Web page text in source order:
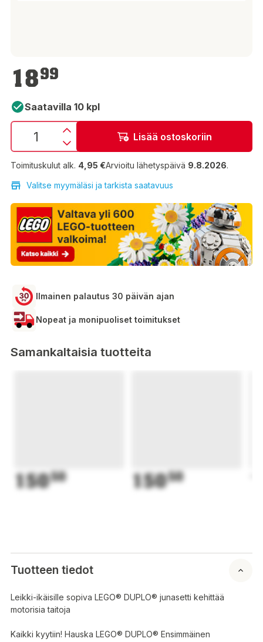
18,99 €
1899
Saatavilla 10 kpl
Lisää ostoskoriin
Toimituskulut alk. 4,95 €Arvioitu lähetyspäivä 9.8.2026.
Valitse myymäläsi ja tarkista saatavuus
Ilmainen palautus 30 päivän ajan
Nopeat ja monipuoliset toimitukset
Samankaltaisia tuotteita
15050 15050
Tuotteen tiedot
Leikki-ikäisille sopiva LEGO® DUPLO® junasetti kehittää
motorisia taitoja
Kaikki kyytiin! Hauska LEGO® DUPLO® Ensimmäinen